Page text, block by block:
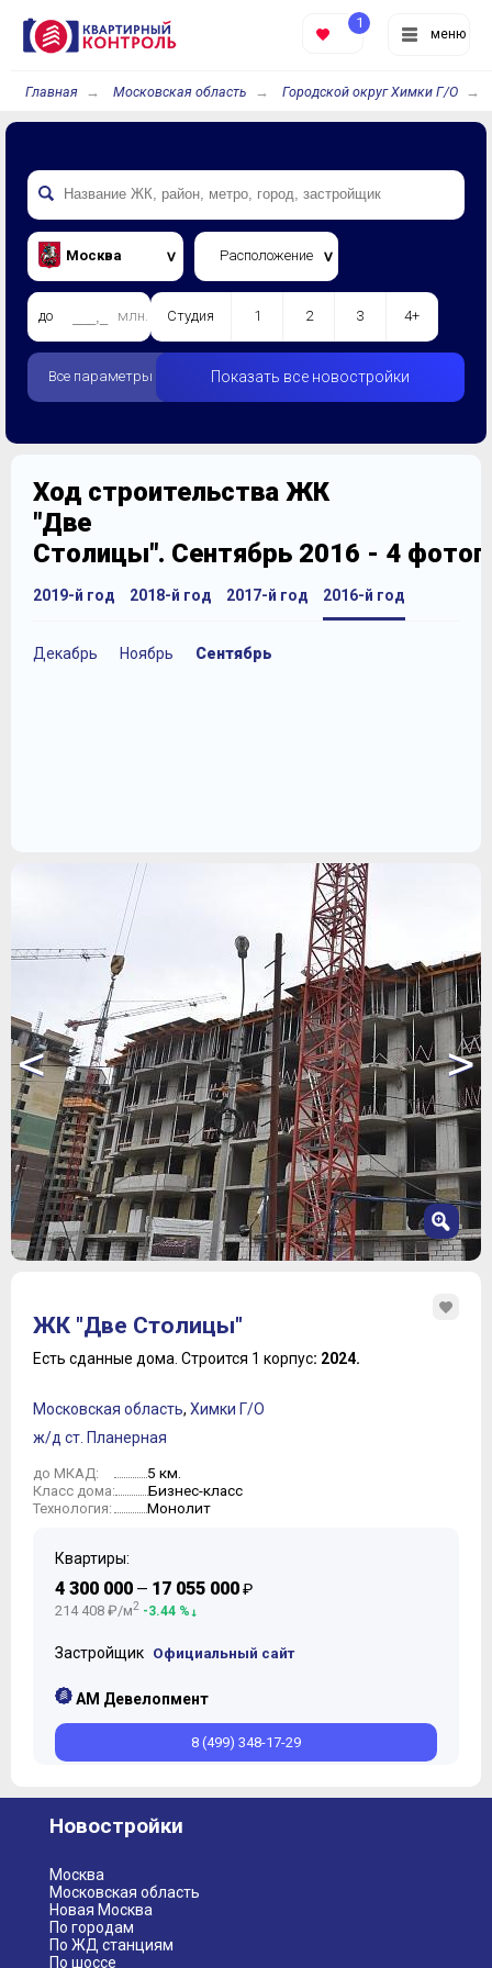
меню
1
Главная Московская область Городской округ Химки Г/О
Москва Расположение
до млн. Студия 1 2 3 4+
Все параметры Показать все новостройки
Ход строительства ЖК
"Две
Столицы". Сентябрь 2016 - 4
2019-й год 2018-й год 2017-й год 2016-й год
Декабрь Ноябрь Сентябрь
< >
3
4
ЖК "Две Столицы"
Есть сданные дома. Строится 1 корпус: 2024.
Московская область, Химки Г/О
ж/д ст. Планерная
до МКАД: 5 км.
Класс дома: Бизнес-класс
Технология: Монолит
Квартиры:
4 300 000 — 17 055 000₽
214 408 ₽/м2 -3.44 %
Застройщик Официальный сайт
АМ Девелопмент
8 (499) 348-17-29
Новостройки
Москва
Московская область
Новая Москва
По городам
По ЖД станциям
По шоссе